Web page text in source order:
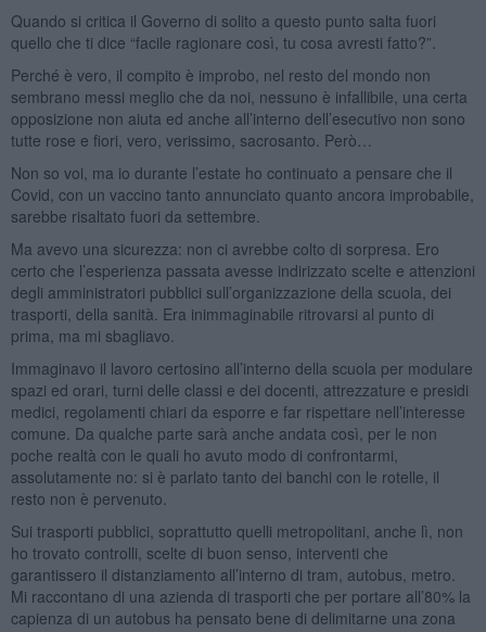
Quando si critica il Governo di solito a questo punto salta fuori
quello che ti dice “facile ragionare così, tu cosa avresti fatto?”.
Perché è vero, il compito è improbo, nel resto del mondo non
sembrano messi meglio che da noi, nessuno è infallibile, una certa
opposizione non aiuta ed anche all’interno dell’esecutivo non sono
tutte rose e fiori, vero, verissimo, sacrosanto. Però…
Non so voi, ma io durante l’estate ho continuato a pensare che il
Covid, con un vaccino tanto annunciato quanto ancora improbabile,
sarebbe risaltato fuori da settembre.
Ma avevo una sicurezza: non ci avrebbe colto di sorpresa. Ero
certo che l’esperienza passata avesse indirizzato scelte e attenzioni
degli amministratori pubblici sull’organizzazione della scuola, dei
trasporti, della sanità. Era inimmaginabile ritrovarsi al punto di
prima, ma mi sbagliavo.
Immaginavo il lavoro certosino all’interno della scuola per modulare
spazi ed orari, turni delle classi e dei docenti, attrezzature e presidi
medici, regolamenti chiari da esporre e far rispettare nell’interesse
comune. Da qualche parte sarà anche andata così, per le non
poche realtà con le quali ho avuto modo di confrontarmi,
assolutamente no: si è parlato tanto dei banchi con le rotelle, il
resto non è pervenuto.
Sui trasporti pubblici, soprattutto quelli metropolitani, anche lì, non
ho trovato controlli, scelte di buon senso, interventi che
garantissero il distanziamento all’interno di tram, autobus, metro.
Mi raccontano di una azienda di trasporti che per portare all’80% la
capienza di un autobus ha pensato bene di delimitarne una zona